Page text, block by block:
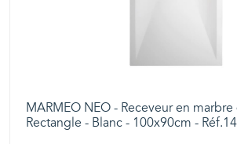
MARMEO NEO - Receveur en
Rectangle - Blanc - 100x90cm -